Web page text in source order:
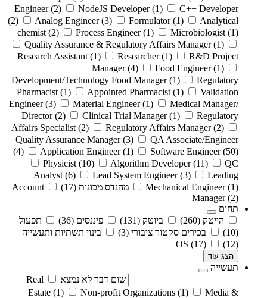
Engineer (2) NodeJS Developer (1)
C++ Developer
(2)
Analog Engineer (3) Formulator (1)
Analytical
chemist (2) Process Engineer (1) Microbiologist (1)
Quality Assurance & Regulatory Affairs Manager (1)
Research Assistant (1) Researcher (1)
R&D Project
Manager (4) Food Engineer (1)
Development/Technology Food Manager (1)
Regulatory
Pharmacist (1) Appointed Pharmacist (1)
Validation
Engineer (3) Material Engineer (1)
Medical Manager/
Director (2) Clinical Trial Manager (1)
Regulatory
Affairs Specialist (2) Regulatory Affairs Manager (2)
Quality Assurance Manager (3)
QA Associate/Engineer
(4)
Application Engineer (1) Software Engineer (50)
Physicist (10) Algorithm Developer (11)
QC
Analyst (6) Lead System Engineer (3)
Leading
Mechanical Engineer (1) מהנדס מכונות (17)
Account
Manager (2)
תחום
הייטק (260) ביוטק (131) פיננסים (36)
תפעול
(10)
בכירים סקטור ציבורי (3)
בינוי תשתיות ותעשייה
(12)
OS (17)
הצג עוד
תעשייה
שום דבר לא נמצא
Real
Estate (1) Non-profit Organizations (1)
Media &